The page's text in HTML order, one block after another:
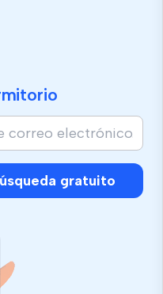
gratuito